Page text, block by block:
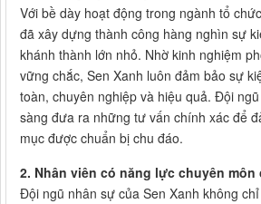
Với bề dày hoạt động trong ngành tổ
đã xây dựng thành công hàng nghìn sự
khánh thành lớn nhỏ. Nhờ kinh nghiệm
vững chắc, Sen Xanh luôn đảm bảo sự
toàn, chuyên nghiệp và hiệu quả. Đội
sàng đưa ra những tư vấn chính xác để
mục được chuẩn bị chu đáo.
2. Nhân viên có năng lực chuyên môn
Đội ngũ nhân sự của Sen Xanh không